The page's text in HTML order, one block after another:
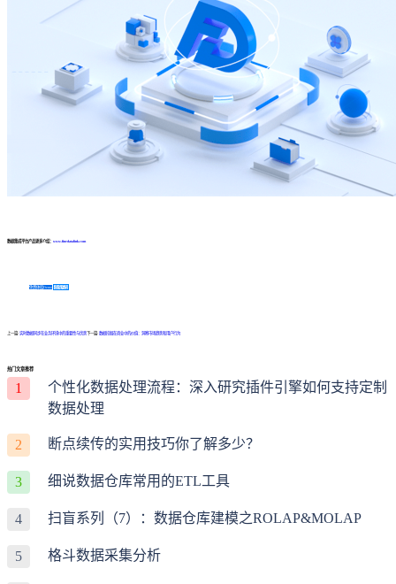
数据集成平台产品更多介绍： www.finedatalink.com
免费体验Demo 咨询方案
上一篇: 实时数据同步在业务环境中的重要性与优势下一篇: 数据挖掘在商业中的价值：洞察市场趋势和用户行为
热门文章推荐
1
个性化数据处理流程：深入研究插件引擎如何支持定制
数据处理
2 断点续传的实用技巧你了解多少？
3 细说数据仓库常用的ETL工具
4 扫盲系列（7）：数据仓库建模之ROLAP&MOLAP
5 格斗数据采集分析